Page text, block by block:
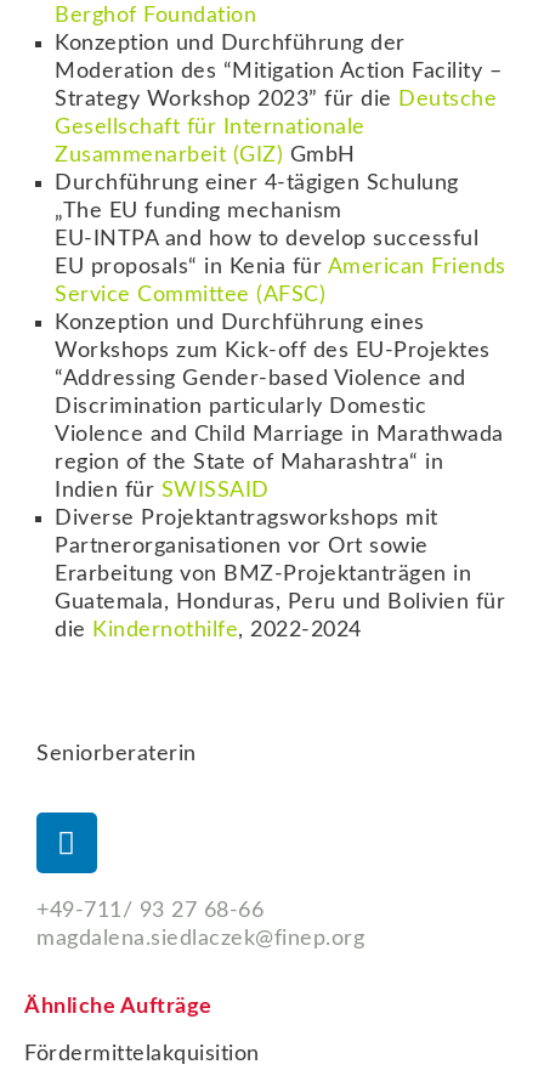
Berghof Foundation
Konzeption und Durchführung der
Moderation des “Mitigation Action Facility –
Strategy Workshop 2023” für die Deutsche
Gesellschaft für Internationale
Zusammenarbeit (GIZ) GmbH
Durchführung einer 4-tägigen Schulung
„The EU funding mechanism
EU-INTPA and how to develop successful
EU proposals“ in Kenia für American Friends
Service Committee (AFSC)
Konzeption und Durchführung eines
Workshops zum Kick-off des EU-Projektes
“Addressing Gender-based Violence and
Discrimination particularly Domestic
Violence and Child Marriage in Marathwada
region of the State of Maharashtra“ in
Indien für SWISSAID
Diverse Projektantragsworkshops mit
Partnerorganisationen vor Ort sowie
Erarbeitung von BMZ-Projektanträgen in
Guatemala, Honduras, Peru und Bolivien für
die Kindernothilfe, 2022-2024
Seniorberaterin
+49-711/ 93 27 68-66
magdalena.siedlaczek@finep.org
Ähnliche Aufträge
Fördermittelakquisition